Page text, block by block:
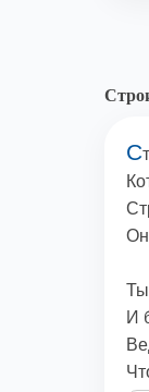
С
Он
Ты
И